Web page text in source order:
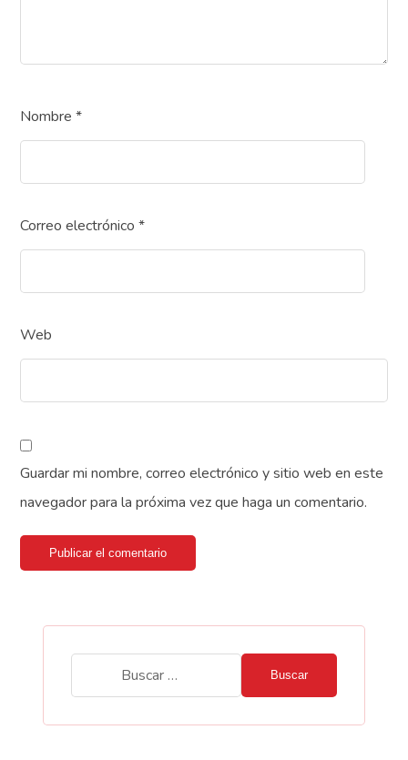
Nombre*
Correo electrónico*
Web
Guardar mi nombre, correo electrónico y sitio web en este
navegador para la próxima vez que haga un comentario.
Publicar el comentario
Buscar